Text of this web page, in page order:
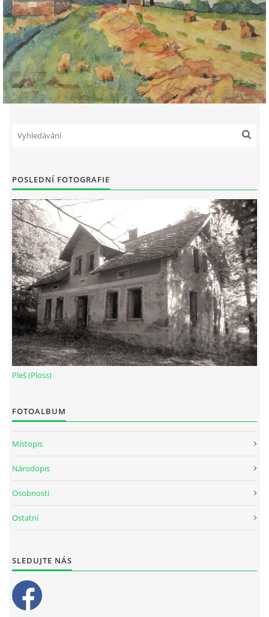
POSLEDNÍ FOTOGRAFIE
Pleš (Ploss)
FOTOALBUM
Místopis
Národopis
Osobnosti
Ostatní
SLEDUJTE NÁS